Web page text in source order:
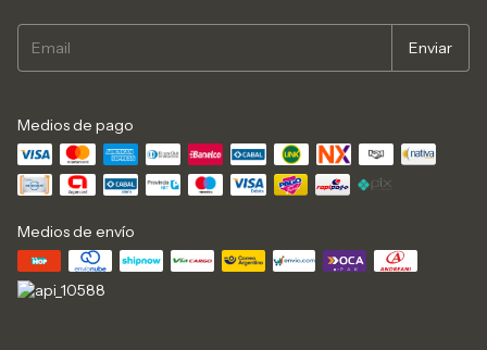
Medios de pago
Medios de envío